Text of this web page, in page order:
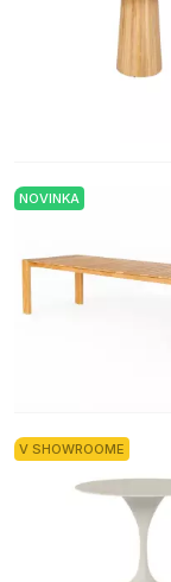
NOVINKA
V SHOWROOME